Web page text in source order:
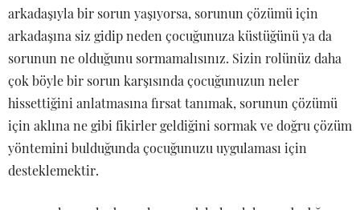
arkadaşıyla bir sorun yaşıyorsa, sorunun çözümü için
arkadaşına siz gidip neden çocuğunuza küstüğünü ya da
sorunun ne olduğunu sormamalısınız. Sizin rolünüz daha
çok böyle bir sorun karşısında çocuğunuzun neler
hissettiğini anlatmasına fırsat tanımak, sorunun çözümü
için aklına ne gibi fikirler geldiğini sormak ve doğru çözüm
yöntemini bulduğunda çocuğunuzu uygulaması için
desteklemektir.